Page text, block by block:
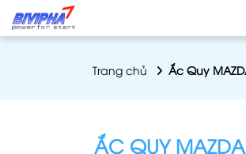
Trang chủ Ắc Quy
ẮC QUY